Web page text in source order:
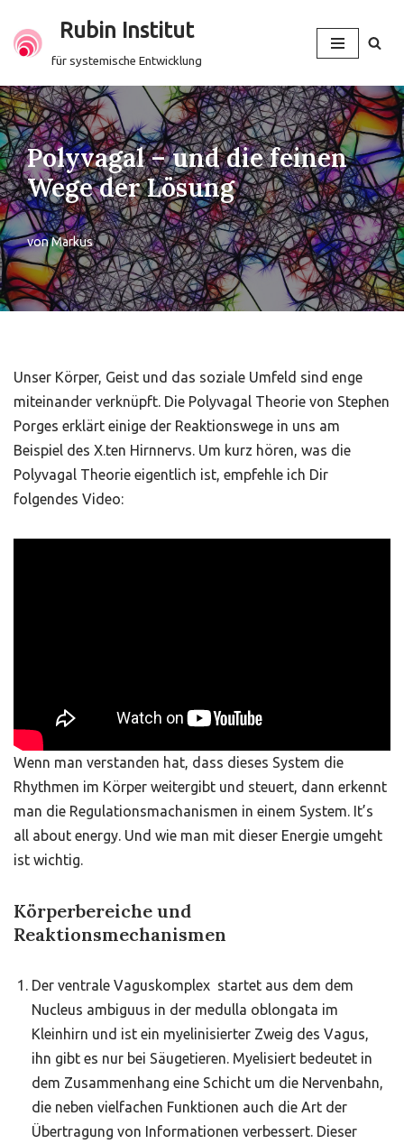
Zum
springen
Rubin Institut
für systemische Entwicklung
Polyvagal – und die feinen
Wege der Lösung
vonMarkus
Unser Körper, Geist und das soziale Umfeld sind enge
miteinander verknüpft. Die Polyvagal Theorie von Stephen
Porges erklärt einige der Reaktionswege in uns am
Beispiel des X.ten Hirnnervs. Um kurz hören, was die
Polyvagal Theorie eigentlich ist, empfehle ich Dir
folgendes Video:
Wenn man verstanden hat, dass dieses System die
Rhythmen im Körper weitergibt und steuert, dann erkennt
man die Regulationsmachanismen in einem System. It’s
all about energy. Und wie man mit dieser Energie umgeht
ist wichtig.
Körperbereiche und
Reaktionsmechanismen
Der ventrale Vaguskomplex startet aus dem dem
Nucleus ambiguus in der medulla oblongata im
Kleinhirn und ist ein myelinisierter Zweig des Vagus,
ihn gibt es nur bei Säugetieren. Myelisiert bedeutet in
dem Zusammenhang eine Schicht um die Nervenbahn,
die neben vielfachen Funktionen auch die Art der
Übertragung von Informationen verbessert. Dieser